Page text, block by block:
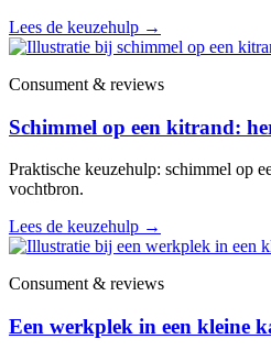
Lees de keuzehulp →
Consument & reviews
Schimmel op een kitrand:
Praktische keuzehulp: schimmel op
vochtbron.
Lees de keuzehulp →
Consument & reviews
Een werkplek in een kleine